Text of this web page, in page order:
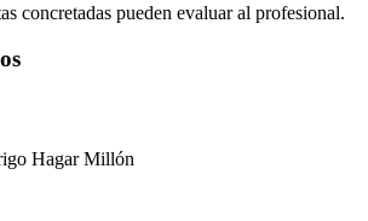
concretadas pueden evaluar al profesional.
Hagar Millón